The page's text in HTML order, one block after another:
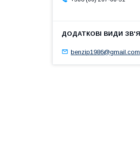
benzip1986@gmail.com